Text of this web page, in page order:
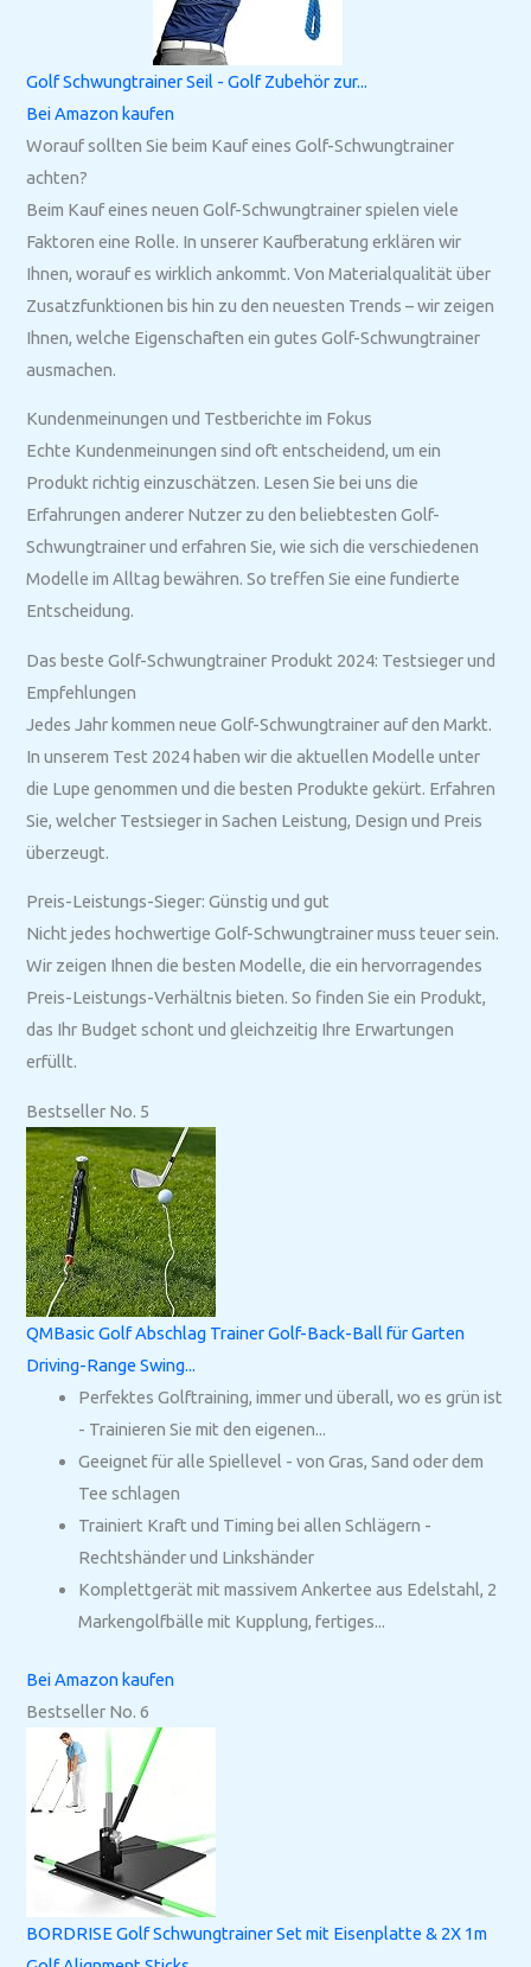
Golf Schwungtrainer Seil - Golf Zubehör zur...
Bei Amazon kaufen
Worauf sollten Sie beim Kauf eines Golf-Schwungtrainer
achten?
Beim Kauf eines neuen Golf-Schwungtrainer spielen viele
Faktoren eine Rolle. In unserer Kaufberatung erklären wir
Ihnen, worauf es wirklich ankommt. Von Materialqualität über
Zusatzfunktionen bis hin zu den neuesten Trends – wir zeigen
Ihnen, welche Eigenschaften ein gutes Golf-Schwungtrainer
ausmachen.
Kundenmeinungen und Testberichte im Fokus
Echte Kundenmeinungen sind oft entscheidend, um ein
Produkt richtig einzuschätzen. Lesen Sie bei uns die
Erfahrungen anderer Nutzer zu den beliebtesten Golf-
Schwungtrainer und erfahren Sie, wie sich die verschiedenen
Modelle im Alltag bewähren. So treffen Sie eine fundierte
Entscheidung.
Das beste Golf-Schwungtrainer Produkt 2024: Testsieger und
Empfehlungen
Jedes Jahr kommen neue Golf-Schwungtrainer auf den Markt.
In unserem Test 2024 haben wir die aktuellen Modelle unter
die Lupe genommen und die besten Produkte gekürt. Erfahren
Sie, welcher Testsieger in Sachen Leistung, Design und Preis
überzeugt.
Preis-Leistungs-Sieger: Günstig und gut
Nicht jedes hochwertige Golf-Schwungtrainer muss teuer sein.
Wir zeigen Ihnen die besten Modelle, die ein hervorragendes
Preis-Leistungs-Verhältnis bieten. So finden Sie ein Produkt,
das Ihr Budget schont und gleichzeitig Ihre Erwartungen
erfüllt.
Bestseller No. 5
QMBasic Golf Abschlag Trainer Golf-Back-Ball für Garten
Driving-Range Swing...
Perfektes Golftraining, immer und überall, wo es grün ist
- Trainieren Sie mit den eigenen...
Geeignet für alle Spiellevel - von Gras, Sand oder dem
Tee schlagen
Trainiert Kraft und Timing bei allen Schlägern -
Rechtshänder und Linkshänder
Komplettgerät mit massivem Ankertee aus Edelstahl, 2
Markengolfbälle mit Kupplung, fertiges...
Bei Amazon kaufen
Bestseller No. 6
BORDRISE Golf Schwungtrainer Set mit Eisenplatte & 2X 1m